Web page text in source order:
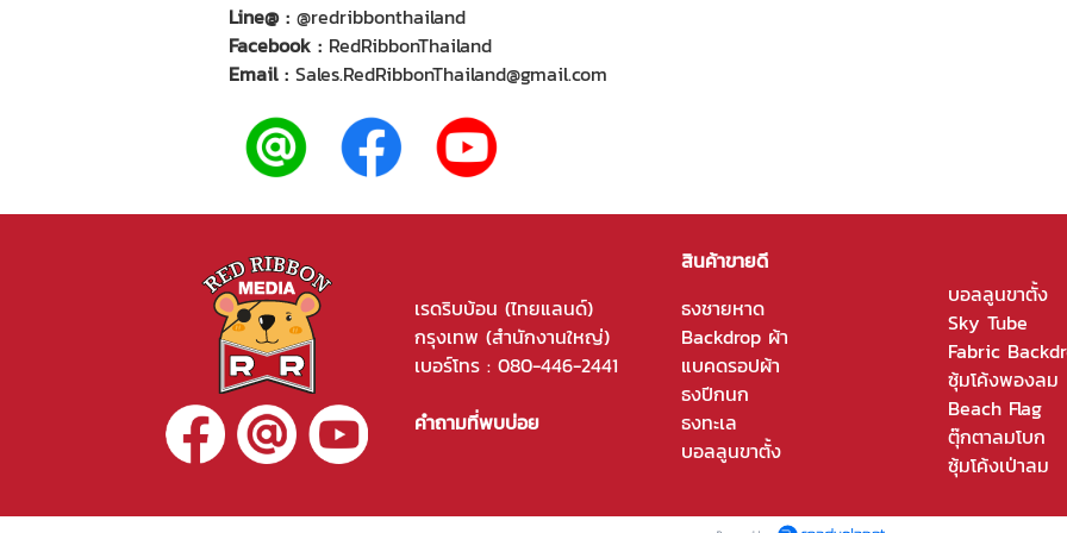
Line@ : @redribbonthailand
Facebook : RedRibbonThailand
Email : Sales.RedRibbonThailand@gmail.com
เรดริบบ้อน (ไทยแลนด์)
กรุงเทพ (สำนักงานใหญ่)
เบอร์โทร : 080-446-2441
คำถามที่พบบ่อย
สินค้าขายดี
ธงชายหาด
Backdrop ผ้า
แบคดรอปผ้า
ธงปีกนก
ธงทะเล
บอลลูนขาตั้ง
บอลลูนขาตั้ง
Sky Tube
Fabric
ซุ้มโค้งพองลม
Beach Flag
ตุ๊กตาลมโบก
ซุ้มโค้งเป่าลม